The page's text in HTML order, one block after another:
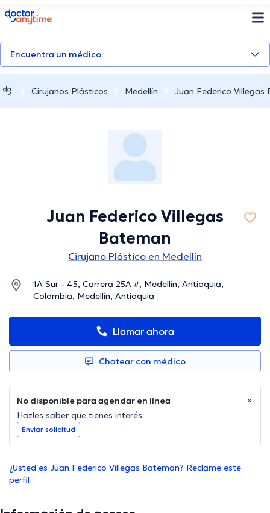
doctoranytime
Encuentra un médico
Cirujanos Plásticos Medellín Juan Federico Villegas
Juan Federico Villegas
Bateman
Cirujano Plástico en Medellín
1A Sur - 45, Carrera 25A #, Medellín, Antioquia,
Colombia, Medellín, Antioquia
Llamar ahora
Chatear con médico
No disponible para agendar en línea
Hazles saber que tienes interés
Enviar solicitud
¿Usted es Juan Federico Villegas Bateman? Reclame este
perfil